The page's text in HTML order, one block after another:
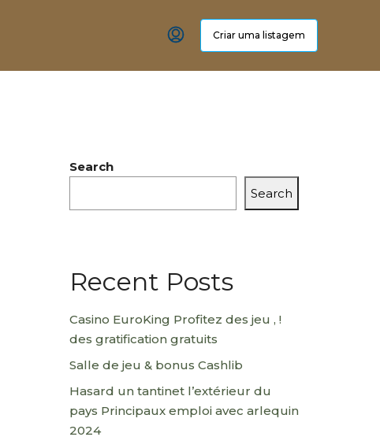
Criar uma listagem
Search
Search
Recent Posts
Casino EuroKing Profitez des jeu , !
des gratification gratuits
Salle de jeu & bonus Cashlib
Hasard un tantinet l’extérieur du
pays Principaux emploi avec arlequin
2024